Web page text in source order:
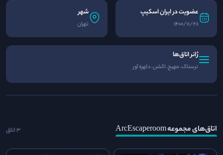
عضویت در ایران اسکیپ
1400/11/28
شهر
تهران
ژانر اتاق‌ها
ترسناک، مهیج، اکشن، دلهره آور
اتاق‌های مجموعه ArcEscaperoom 3 اتاق